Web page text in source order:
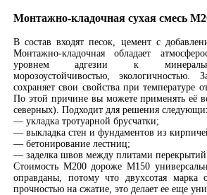
Монтажно-кладочная сухая смесь
В состав входят песок, цемент с
Монтажно-кладочная обладает
уровнем адгезии к
морозоустойчивостью, экологичностью.
сохраняет свои свойства при температуре
По этой причине вы можете применять её
северных). Подходит для решения
— укладка тротуарной брусчатки;
— выкладка стен и фундаментов из
— бетонирование лестниц;
— заделка швов между плитами
Стоимость М200 дороже М150
оправданы, потому что двухсотая марка
прочностью на сжатие, это делает ее еще